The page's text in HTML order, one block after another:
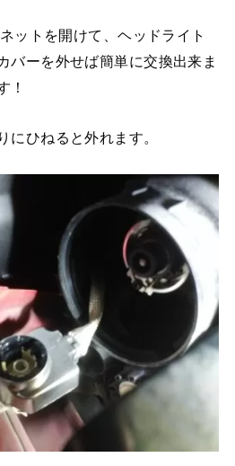
ットを開けて、ヘッドライト
バーを外せば簡単に交換出来ま
！
にひねると外れます。